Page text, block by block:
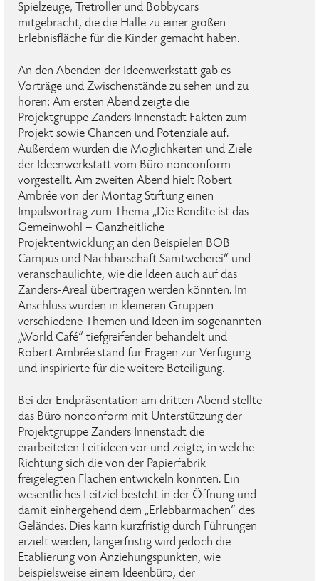
Spielzeuge, Tretroller und Bobbycars
mitgebracht, die die Halle zu einer großen
Erlebnisfläche für die Kinder gemacht haben.
An den Abenden der Ideenwerkstatt gab es
Vorträge und Zwischenstände zu sehen und zu
hören: Am ersten Abend zeigte die
Projektgruppe Zanders Innenstadt Fakten zum
Projekt sowie Chancen und Potenziale auf.
Außerdem wurden die Möglichkeiten und Ziele
der Ideenwerkstatt vom Büro nonconform
vorgestellt. Am zweiten Abend hielt Robert
Ambrée von der Montag Stiftung einen
Impulsvortrag zum Thema „Die Rendite ist das
Gemeinwohl – Ganzheitliche
Projektentwicklung an den Beispielen BOB
Campus und Nachbarschaft Samtweberei“ und
veranschaulichte, wie die Ideen auch auf das
Zanders-Areal übertragen werden könnten. Im
Anschluss wurden in kleineren Gruppen
verschiedene Themen und Ideen im sogenannten
„World Café“ tiefgreifender behandelt und
Robert Ambrée stand für Fragen zur Verfügung
und inspirierte für die weitere Beteiligung.
Bei der Endpräsentation am dritten Abend stellte
das Büro nonconform mit Unterstützung der
Projektgruppe Zanders Innenstadt die
erarbeiteten Leitideen vor und zeigte, in welche
Richtung sich die von der Papierfabrik
freigelegten Flächen entwickeln könnten. Ein
wesentliches Leitziel besteht in der Öffnung und
damit einhergehend dem „Erlebbarmachen“ des
Geländes. Dies kann kurzfristig durch Führungen
erzielt werden, längerfristig wird jedoch die
Etablierung von Anziehungspunkten, wie
beispielsweise einem Ideenbüro, der